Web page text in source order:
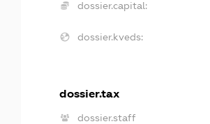
dossier.capital:
dossier.kveds:
dossier.tax
dossier.staff